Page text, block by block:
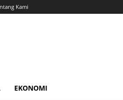
Kami
EKONOMI